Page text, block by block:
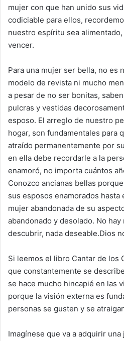
mujer con que han unido sus
codiciable para ellos,
nuestro espíritu sea
vencer.
Para una mujer ser bella, no es
modelo de revista ni mucho
a pesar de no ser bonitas,
pulcras y vestidas
esposo. El arreglo de nuestro
hogar, son fundamentales para
atraído permanentemente por
en ella debe recordarle a la
enamoró, no importa cuántos
Conozco ancianas bellas
sus esposos enamorados hasta
mujer abandonada de su
abandonado y desolado. No
descubrir, nada deseable.Dios
Si leemos el libro Cantar de los
que constantemente se
se hace mucho hincapié en las
porque la visión externa es
personas se gusten y se
Imagínese que va a adquirir